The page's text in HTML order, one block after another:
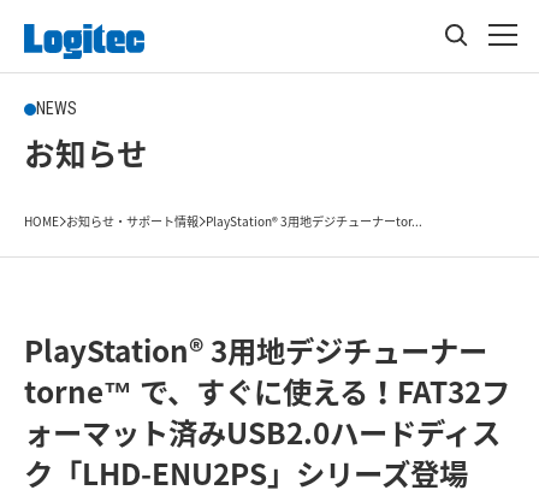
NEWS
お知らせ
HOME お知らせ・サポート情報 PlayStation® 3用地デジチューナーtor...
PlayStation® 3用地デジチューナー
torne™ で、すぐに使える！FAT32フ
ォーマット済みUSB2.0ハードディス
ク「LHD-ENU2PS」シリーズ登場